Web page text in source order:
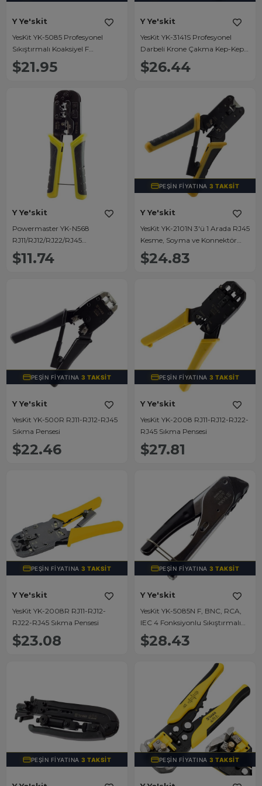
Y Ye'skit
YesKit YK-5085 Profesyonel
Sıkıştırmalı Koaksiyel F
Konnektör Pensesi
$21.95
Y Ye'skit
YesKit YK-3141S Profesyonel
Darbeli Krone Çakma Kep-Kep
Pensesi (66 & 110 Bıçaklı)
$26.44
Y Ye'skit
Powermaster YK-N568
RJ11/RJ12/RJ22/RJ45
Profesyonel Ağ ve Telefon Soketi
Sıkma Pensesi
$11.74
PEŞIN FIYATINA3 TAKSIT
Y Ye'skit
YesKit YK-2101N 3'ü 1 Arada RJ45
Kesme, Soyma ve Konnektör
Çakma Seti Kablo Sıkma
Pensesi
$24.83
PEŞIN FIYATINA3 TAKSIT
Y Ye'skit
YesKit YK-500R RJ11-RJ12-RJ45
Sıkma Pensesi
$22.46
PEŞIN FIYATINA3 TAKSIT
Y Ye'skit
YesKit YK-2008 RJ11-RJ12-RJ22-
RJ45 Sıkma Pensesi
$27.81
PEŞIN FIYATINA3 TAKSIT
Y Ye'skit
YesKit YK-2008R RJ11-RJ12-
RJ22-RJ45 Sıkma Pensesi
$23.08
PEŞIN FIYATINA3 TAKSIT
Y Ye'skit
YesKit YK-5085N F, BNC, RCA,
IEC 4 Fonksiyonlu Sıkıştırmalı
Koaksiyel Sıkma Pensesi RG59,
RG6, RG6Q, RG7, RG11
$28.43
PEŞIN FIYATINA3 TAKSIT PEŞIN FIYATINA3 TAKSIT